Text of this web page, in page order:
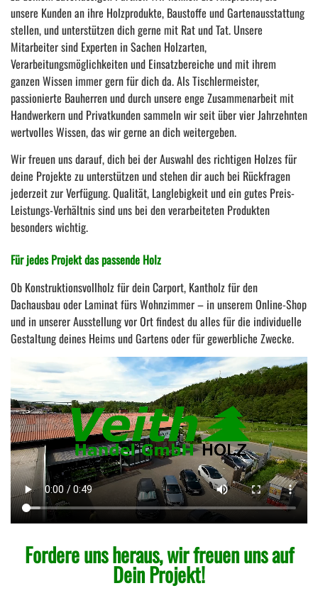
unsere Kunden an ihre Holzprodukte, Baustoffe und Gartenausstattung
stellen, und unterstützen dich gerne mit Rat und Tat. Unsere
Mitarbeiter sind Experten in Sachen Holzarten,
Verarbeitungsmöglichkeiten und Einsatzbereiche und mit ihrem
ganzen Wissen immer gern für dich da. Als Tischlermeister,
passionierte Bauherren und durch unsere enge Zusammenarbeit mit
Handwerkern und Privatkunden sammeln wir seit über vier Jahrzehnten
wertvolles Wissen, das wir gerne an dich weitergeben.
Wir freuen uns darauf, dich bei der Auswahl des richtigen Holzes für
deine Projekte zu unterstützen und stehen dir auch bei Rückfragen
jederzeit zur Verfügung. Qualität, Langlebigkeit und ein gutes Preis-
Leistungs-Verhältnis sind uns bei den verarbeiteten Produkten
besonders wichtig.
Für jedes Projekt das passende Holz
Ob Konstruktionsvollholz für dein Carport, Kantholz für den
Dachausbau oder Laminat fürs Wohnzimmer – in unserem Online-Shop
und in unserer Ausstellung vor Ort findest du alles für die individuelle
Gestaltung deines Heims und Gartens oder für gewerbliche Zwecke.
Fordere uns heraus, wir freuen uns auf
Dein Projekt!